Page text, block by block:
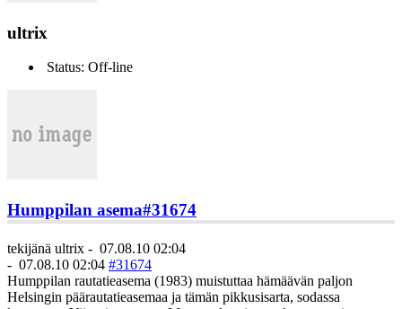
ultrix
Status: Off-line
Humppilan asema#31674
tekijänä ultrix - 07.08.10 02:04
- 07.08.10 02:04 #31674
Humppilan rautatieasema (1983) muistuttaa hämäävän paljon
Helsingin päärautatieasemaa ja tämän pikkusisarta, sodassa